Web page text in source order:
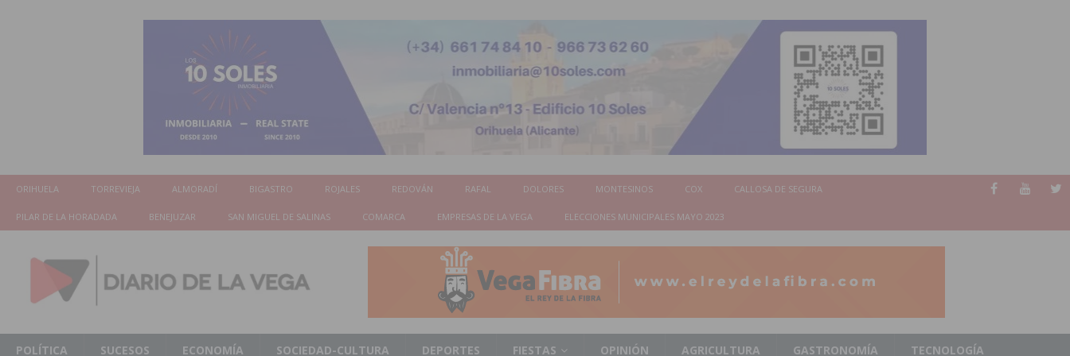
ORIHUELA TORREVIEJA ALMORADÍ BIGASTRO ROJALES REDOVÁN RAFAL DOLORES MONTESINOS COX CALLOSA DE SEGURA
PILAR DE LA HORADADA BENEJUZAR SAN MIGUEL DE SALINAS COMARCA EMPRESAS DE LA VEGA ELECCIONES MUNICIPALES MAYO 2023
POLÍTICA SUCESOS ECONOMÍA SOCIEDAD-CULTURA DEPORTES FIESTAS OPINIÓN AGRICULTURA GASTRONOMÍA TECNOLOGÍA